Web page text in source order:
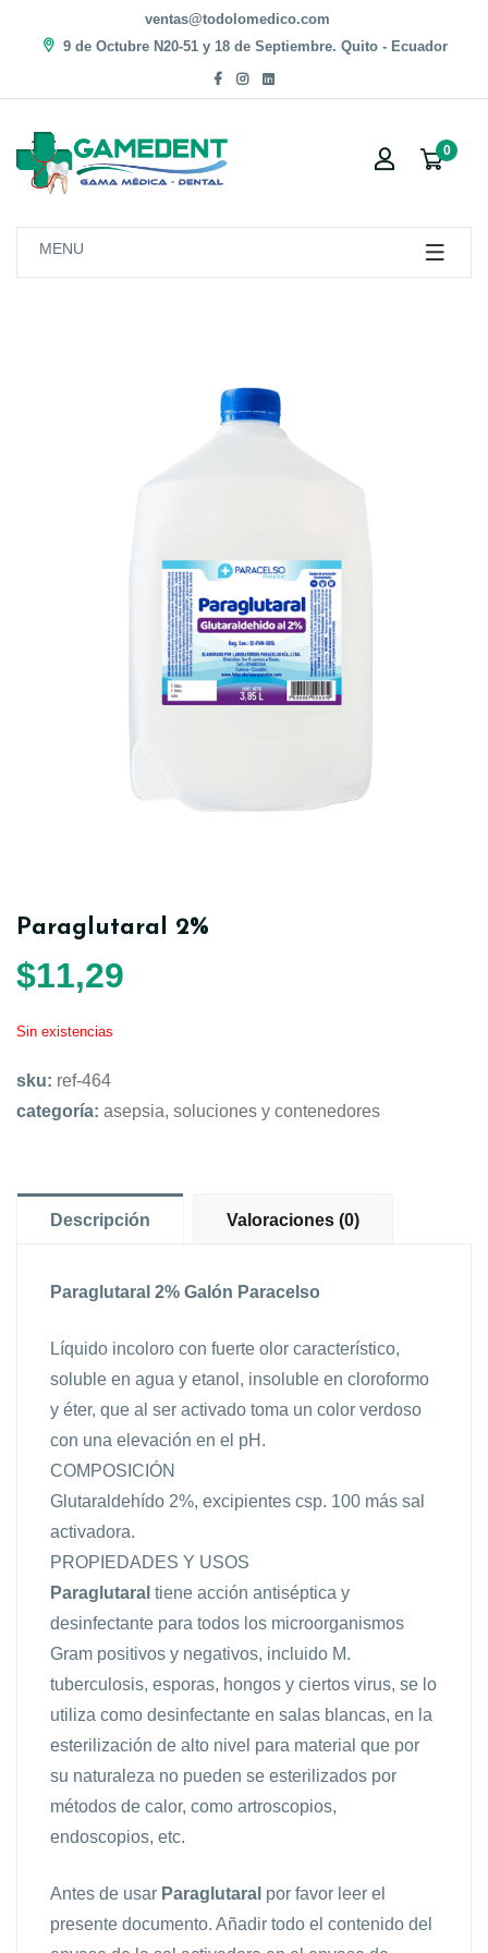
ventas@todolomedico.com
9 de Octubre N20-51 y 18 de Septiembre. Quito - Ecuador
0
MENU
Paraglutaral 2%
$11,29
Sin existencias
sku: ref-464
categoría: asepsia, soluciones y contenedores
Descripción Valoraciones (0)
Paraglutaral 2% Galón Paracelso
Líquido incoloro con fuerte olor característico,
soluble en agua y etanol, insoluble en cloroformo
y éter, que al ser activado toma un color verdoso
con una elevación en el pH.
COMPOSICIÓN
Glutaraldehído 2%, excipientes csp. 100 más sal
activadora.
PROPIEDADES Y USOS
Paraglutaral tiene acción antiséptica y
desinfectante para todos los microorganismos
Gram positivos y negativos, incluido M.
tuberculosis, esporas, hongos y ciertos virus, se lo
utiliza como desinfectante en salas blancas, en la
esterilización de alto nivel para material que por
su naturaleza no pueden se esterilizados por
métodos de calor, como artroscopios,
endoscopios, etc.
Antes de usar Paraglutaral por favor leer el
presente documento. Añadir todo el contenido del